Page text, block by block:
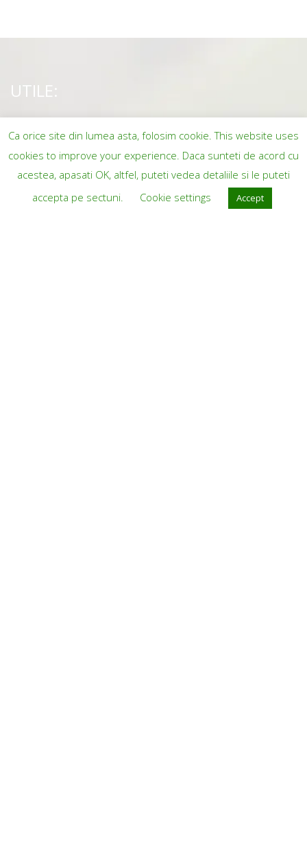
UTILE:
Contact
Intrebari frecvente
Ca orice site din lumea asta, folosim cookie. This website uses
cookies to improve your experience. Daca sunteti de acord cu
acestea, apasati OK, altfel, puteti vedea detaliile si le puteti
accepta pe sectuni.
Cookie settings Accept